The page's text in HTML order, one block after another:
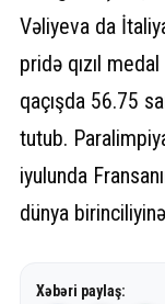
Vəliyeva da
pridə qızıl
qaçışda 56.75
tutub.
iyulunda
dünya
Xəbəri paylaş: